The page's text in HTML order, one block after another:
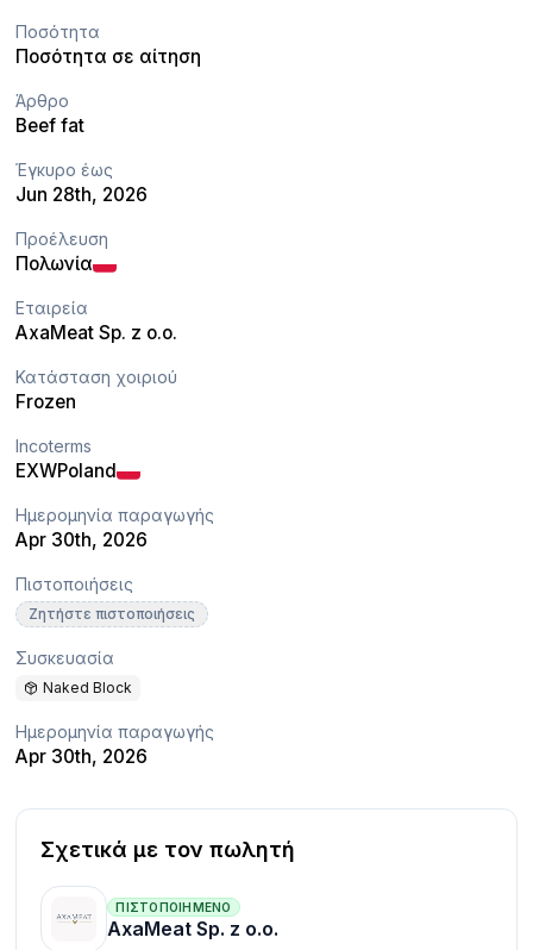
Ποσότητα
Ποσότητα σε αίτηση
Άρθρο
Beef fat
Έγκυρο έως
Jun 28th, 2026
Προέλευση
Πολωνία
Εταιρεία
AxaMeat Sp. z o.o.
Κατάσταση χοιριού
Frozen
Incoterms
EXWPoland
Ημερομηνία παραγωγής
Apr 30th, 2026
Πιστοποιήσεις
Ζητήστε πιστοποιήσεις
Συσκευασία
Naked Block
Ημερομηνία παραγωγής
Apr 30th, 2026
Σχετικά με τον πωλητή
ΠΙΣΤΟΠΟΙΗΜΈΝΟ
AxaMeat Sp. z o.o.